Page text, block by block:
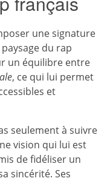
une signature
du rap
un équilibre entre
, ce qui lui permet
et
seulement à suivre
vision qui lui est
de fidéliser un
sincérité. Ses